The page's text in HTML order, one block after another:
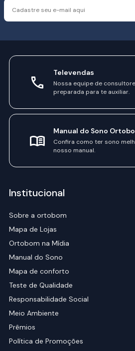
Televendas
Nossa equipe de
preparada para te auxiliar.
Manual do Sono
Confira como ter sono
nosso manual.
Institucional
Sobre a ortobom
Mapa de Lojas
Ortobom na Mídia
Manual do Sono
Mapa de conforto
Teste de Qualidade
Responsabilidade Social
Meio Ambiente
Prêmios
Política de Promoções